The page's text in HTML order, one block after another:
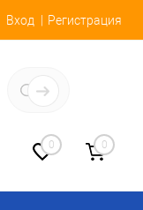
Вход Регистрация
0 0